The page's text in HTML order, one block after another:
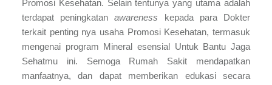
Promosi Kesehatan. Selain tentunya yang utama adalah
terdapat peningkatanawareness kepada para Dokter
terkait penting nya usaha Promosi Kesehatan, termasuk
mengenai program Mineral esensial Untuk Bantu Jaga
Sehatmu ini. Semoga Rumah Sakit mendapatkan
manfaatnya, dan dapat memberikan edukasi secara